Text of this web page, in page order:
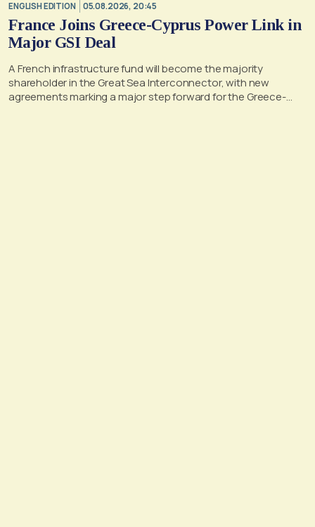
ENGLISH EDITION 05.08.2026, 20:45
France Joins Greece-Cyprus Power Link in
Major GSI Deal
A French infrastructure fund will become the majority
shareholder in the Great Sea Interconnector, with new
agreements marking a major step forward for the Greece-